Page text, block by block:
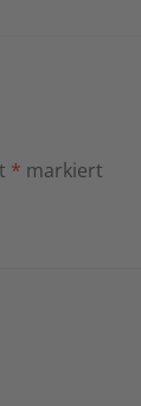
* markiert